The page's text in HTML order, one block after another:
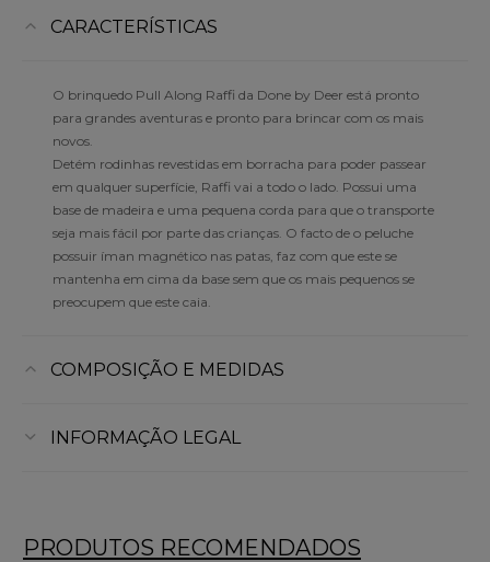
CARACTERÍSTICAS
O brinquedo Pull Along Raffi da Done by Deer está pronto
para grandes aventuras e pronto para brincar com os mais
novos.
Detém rodinhas revestidas em borracha para poder passear
em qualquer superfície, Raffi vai a todo o lado. Possui uma
base de madeira e uma pequena corda para que o transporte
seja mais fácil por parte das crianças. O facto de o peluche
possuir íman magnético nas patas, faz com que este se
mantenha em cima da base sem que os mais pequenos se
preocupem que este caia.
COMPOSIÇÃO E MEDIDAS
INFORMAÇÃO LEGAL
PRODUTOS RECOMENDADOS